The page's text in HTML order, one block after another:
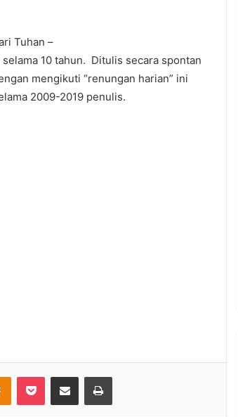
Tuhan –
10 tahun. Ditulis secara spontan
mengikuti “renungan harian” ini
2009-2019 penulis.